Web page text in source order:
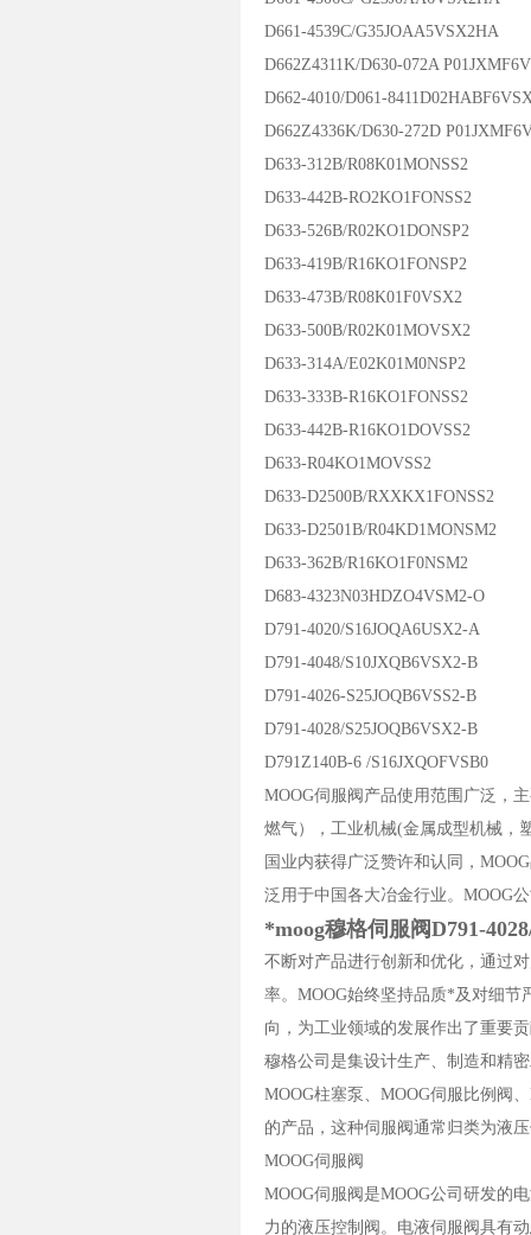
D661-4539C/G35JOAA5VSX2HA
D662Z4311K/D630-072A
D662-4010/D061-
D662Z4336K/D630-272D
D633-312B/R08K01MONSS2
D633-442B-RO2KO1FONSS2
D633-526B/R02KO1DONSP2
D633-419B/R16KO1FONSP2
D633-473B/R08K01F0VSX2
D633-500B/R02K01MOVSX2
D633-314A/E02K01M0NSP2
D633-333B-R16KO1FONSS2
D633-442B-R16KO1DOVSS2
D633-R04KO1MOVSS2
D633-D2500B/RXXKX1FONSS2
D633-D2501B/R04KD1MONSM2
D633-362B/R16KO1F0NSM2
D683-4323N03HDZO4VSM2-O
D791-4020/S16JOQA6USX2-A
D791-4048/S10JXQB6VSX2-B
D791-4026-S25JOQB6VSS2-B
D791-4028/S25JOQB6VSX2-B
D791Z140B-6 /S16JXQOFVSB0
MOOG伺服阀产品使用范围广泛，
燃气），工业机械(金属成型机械，
国业内获得广泛赞许和认同，
泛用于中国各大冶金行业。MOOG
*moog穆格伺服阀D791-
不断对产品进行创新和优化，通过
率。MOOG始终坚持品质*及对细节
向，为工业领域的发展作出了重要
穆格公司是集设计生产、制造和精
MOOG柱塞泵、MOOG伺服比例阀
的产品，这种伺服阀通常归类为液
MOOG伺服阀
MOOG伺服阀是MOOG公司研发的
力的液压控制阀。电液伺服阀具有